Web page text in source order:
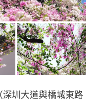
圳大道與橋城東路